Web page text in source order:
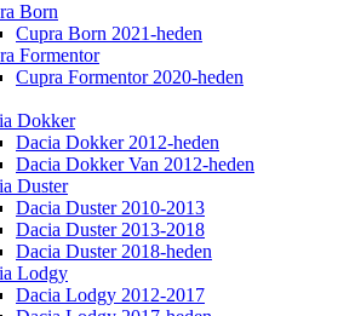
Born
Cupra Born 2021-heden
Formentor
Cupra Formentor 2020-heden
Dokker
Dacia Dokker 2012-heden
Dacia Dokker Van 2012-heden
Duster
Dacia Duster 2010-2013
Dacia Duster 2013-2018
Dacia Duster 2018-heden
Lodgy
Dacia Lodgy 2012-2017